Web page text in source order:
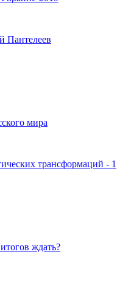
Пантелеев
мира
трансформаций - 1
ждать?